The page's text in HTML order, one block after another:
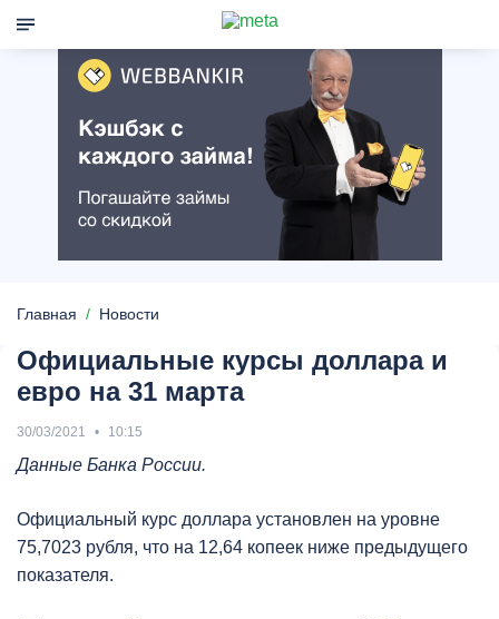
Главная Новости
Официальные курсы доллара и
евро на 31 марта
30/03/2021 10:15
Данные Банка России.
Официальный курс доллара установлен на уровне
75,7023 рубля, что на 12,64 копеек ниже предыдущего
показателя.